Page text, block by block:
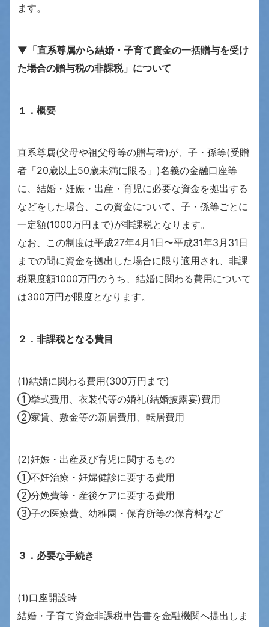
ます。
▼「直系尊属から結婚・子育て資金の一括贈与を受け
た場合の贈与税の非課税」について
１．概要
直系尊属(父母や祖父母等の贈与者)が、子・孫等(受贈
者「20歳以上50歳未満に限る」)名義の金融口座等
に、結婚・妊娠・出産・育児に必要な資金を拠出する
などをした場合、この資金について、子・孫等ごとに
一定額(1000万円まで)が非課税となります。
なお、この制度は平成27年4月1日〜平成31年3月31日
までの間に資金を拠出した場合に限り適用され、非課
税限度額1000万円のうち、結婚に関わる費用について
は300万円が限度となります。
２．非課税となる費目
(1)結婚に関わる費用(300万円まで)
①挙式費用、衣装代等の婚礼(結婚披露宴)費用
②家賃、敷金等の新居費用、転居費用
(2)妊娠・出産及び育児に関するもの
①不妊治療・妊婦健診に要する費用
②分娩費等・産後ケアに要する費用
③子の医療費、幼稚園・保育所等の保育料など
３．必要な手続き
(1)口座開設時
結婚・子育て資金非課税申告書を金融機関へ提出しま